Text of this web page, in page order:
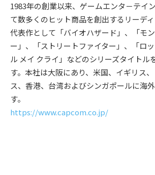
1983年の創業以来、ゲームエンタ－テイ
て数多くのヒット商品を創出するリーディ
代表作として「バイオハザード」、「モ
ー」、「ストリートファイター」、「ロ
ル メイ クライ」などのシリーズタイトル
す。本社は⼤阪にあり、⽶国、イギリス
ス、⾹港、台湾およびシンガポールに海
す。
https://www.capcom.co.jp/